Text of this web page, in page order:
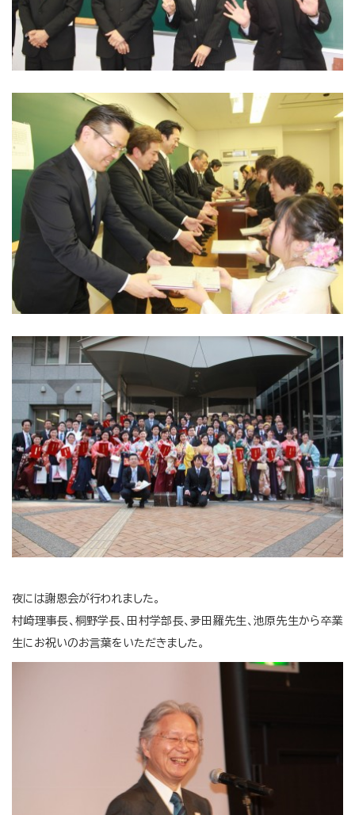
夜には謝恩会が行われました。
村崎理事長、桐野学長、田村学部長、夛田羅先生、池原先生から卒業
生にお祝いのお言葉をいただきました。